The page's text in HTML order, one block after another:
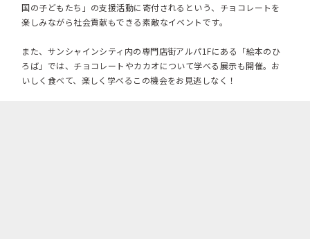
国の子どもたち」の支援活動に寄付されるという、チョコレートを
楽しみながら社会貢献もできる素敵なイベントです。
また、サンシャインシティ内の専門店街アルパ1Fにある「絵本のひ
ろば」では、チョコレートやカカオについて学べる展示も開催。お
いしく食べて、楽しく学べるこの機会をお見逃しなく！